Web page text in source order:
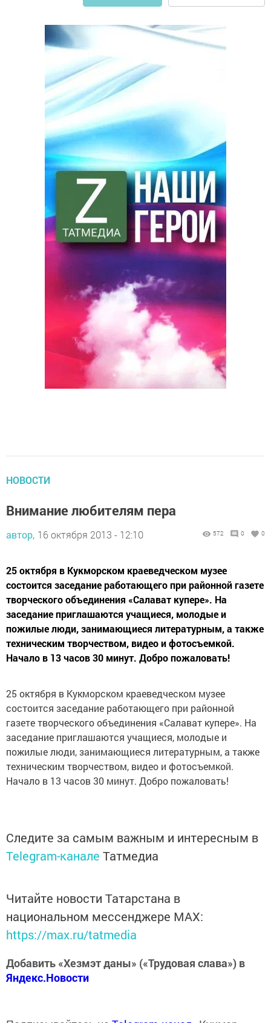
НОВОСТИ
Внимание любителям пера
автор, 16 октября 2013 - 12:10 572 0 0
25 октября в Кукморском краеведческом музее
состоится заседание работающего при районной газете
творческого объединения «Салават купере». На
заседание приглашаются учащиеся, молодые и
пожилые люди, занимающиеся литературным, а также
техническим творчеством, видео и фотосъемкой.
Начало в 13 часов 30 минут. Добро пожаловать!
25 октября в Кукморском краеведческом музее
состоится заседание работающего при районной
газете творческого объединения «Салават купере». На
заседание приглашаются учащиеся, молодые и
пожилые люди, занимающиеся литературным, а также
техническим творчеством, видео и фотосъемкой.
Начало в 13 часов 30 минут. Добро пожаловать!
Следите за самым важным и интересным в
Telegram-канале Татмедиа
Читайте новости Татарстана в
национальном мессенджере MАХ:
https://max.ru/tatmedia
Добавить «Хезмэт даны» («Трудовая слава») в
Яндекс.Новости